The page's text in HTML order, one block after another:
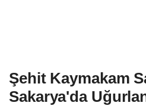
Şehit Kaymakam
Sakarya'da